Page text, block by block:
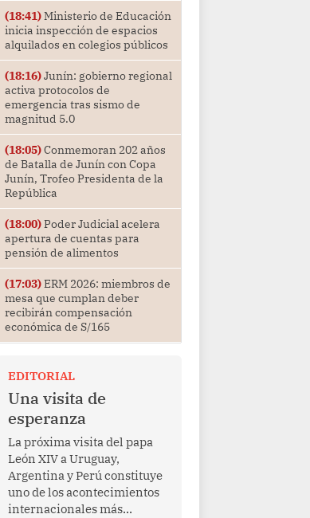
(18:41)Ministerio de Educación
inicia inspección de espacios
alquilados en colegios públicos
(18:16)Junín: gobierno regional
activa protocolos de
emergencia tras sismo de
magnitud 5.0
(18:05)Conmemoran 202 años
de Batalla de Junín con Copa
Junín, Trofeo Presidenta de la
República
(18:00)Poder Judicial acelera
apertura de cuentas para
pensión de alimentos
(17:03)ERM 2026: miembros de
mesa que cumplan deber
recibirán compensación
económica de S/165
EDITORIAL
Una visita de
esperanza
La próxima visita del papa
León XIV a Uruguay,
Argentina y Perú constituye
uno de los acontecimientos
internacionales más